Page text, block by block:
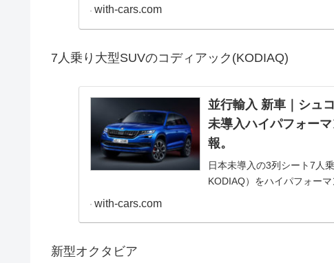
with-cars.com
7人乗り大型SUVのコディアック(KODIAQ)
並行輸入 新車｜シュ
未導入ハイパフォー
報。
日本未導入の3列シート7人
KODIAQ）をハイパフォー
with-cars.com
新型オクタビア